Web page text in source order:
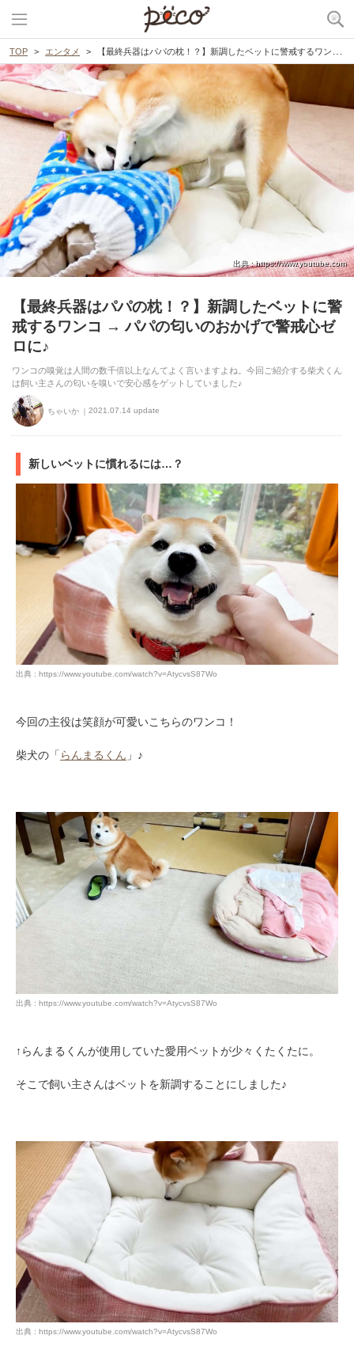
TOP エンタメ 【最終兵器はパパの枕！？】新調したベットに警戒するワンコ → パパの匂いのおかげで警戒心ゼロに♪
出典 : https://www.youtube.com
【最終兵器はパパの枕！？】新調したベットに警
戒するワンコ → パパの匂いのおかげで警戒心ゼ
ロに♪
ワンコの嗅覚は人間の数千倍以上なんてよく言いますよね。今回ご紹介する柴犬くん
は飼い主さんの匂いを嗅いで安心感をゲットしていました♪
ちゃいか 2021.07.14 update
新しいベットに慣れるには…？
出典 : https://www.youtube.com/watch?v=AtycvsS87Wo
今回の主役は笑顔が可愛いこちらのワンコ！
柴犬の「 らんまるくん 」♪
出典 : https://www.youtube.com/watch?v=AtycvsS87Wo
↑らんまるくんが使用していた愛用ベットが少々くたくたに。
そこで飼い主さんはベットを新調することにしました♪
出典 : https://www.youtube.com/watch?v=AtycvsS87Wo